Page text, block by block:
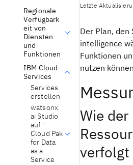
Regionale
Verfügbark
eit von
Diensten
und
Funktionen
IBM Cloud-
Services
Services
erstellen
watsonx.
ai Studio
auf '
Cloud Pak
for Data
as a
Service
Letzte
Der Plan,
intelligence
Funktionen
nutzen
Wie der
verfolgt